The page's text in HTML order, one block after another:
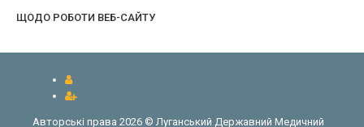
ЩОДО РОБОТИ ВЕБ-САЙТУ
Авторські права 2026 © Луганський Державний Медичний